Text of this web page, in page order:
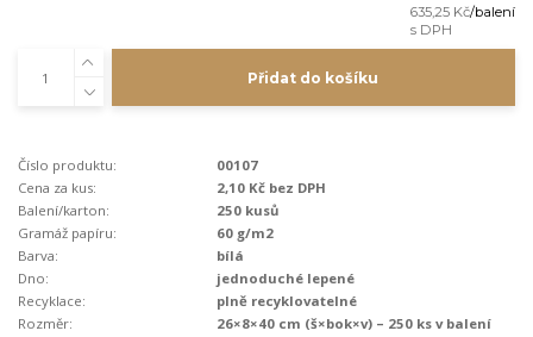
635,25 Kč/balení
Přidat do košíku
Číslo produktu:
00107
Cena za kus:
2,10 Kč bez DPH
Balení/karton:
250 kusů
Gramáž papíru:
60 g/m2
Barva:
bílá
Dno:
jednoduché lepené
Recyklace:
plně recyklovatelné
Rozměr:
26×8×40 cm (š×bok×v) – 250 ks v balení